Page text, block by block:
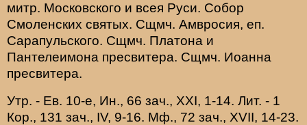
митр. Московского и всея Руси. Собор
Смоленских святых. Сщмч. Амвросия, еп.
Сарапульского. Сщмч. Платона и
Пантелеимона пресвитера. Сщмч. Иоанна
пресвитера.
Утр. - Ев. 10-е, Ин., 66 зач., XXI, 1-14. Лит. - 1
Кор., 131 зач., IV, 9-16. Мф., 72 зач., XVII, 14-23.